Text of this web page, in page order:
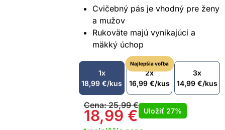
Cvičebný pás je vhodný pre ženy
a mužov
Rukoväte majú vynikajúci a
mäkký úchop
1x
18,99 €/kus
Najlepšia voľba
2x
16,99 €/kus
3x
14,99 €/kus
Cena:25,99€
18,99 € Uložiť 27%